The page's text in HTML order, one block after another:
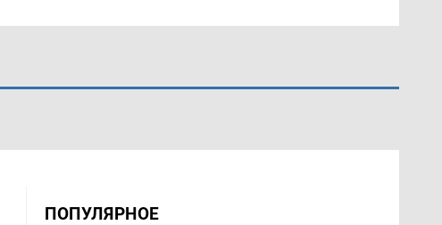
ПОПУЛЯРНОЕ